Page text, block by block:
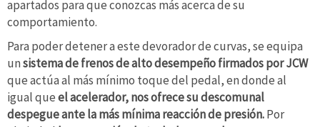
apartados para que conozcas más acerca de su
comportamiento.
Para poder detener a este devorador de curvas, se equipa
unsistema de frenos de alto desempeño firmados por JCW
que actúa al más mínimo toque del pedal, en donde al
igual queel acelerador, nos ofrece su descomunal
despegue ante la más mínima reacción de presión.Por